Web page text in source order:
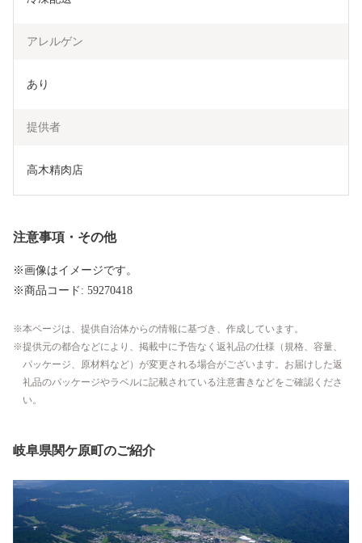
アレルゲン
あり
提供者
高木精肉店
注意事項・その他
※画像はイメージです。
※商品コード: 59270418
本ページは、提供自治体からの情報に基づき、作成しています。
提供元の都合などにより、掲載中に予告なく返礼品の仕様（規格、容量、
パッケージ、原材料など）が変更される場合がございます。お届けした返
礼品のパッケージやラベルに記載されている注意書きなどをご確認くださ
い。
岐阜県関ケ原町のご紹介